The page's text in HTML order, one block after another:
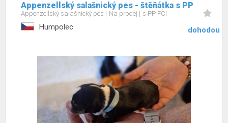
Appenzellský salašnický pes - štěňátka s PP
Appenzellský salašnický pes Na prodej s PP FCI
Humpolec dohodou